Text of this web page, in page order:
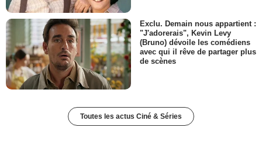
Exclu. Demain nous appartient :
"J'adorerais", Kevin Levy
(Bruno) dévoile les comédiens
avec qui il rêve de partager plus
de scènes
Toutes les actus Ciné & Séries